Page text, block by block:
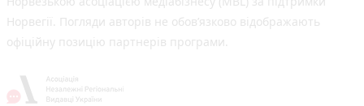
Норвегії. Погляди авторів не обов’язково відображають
офіційну позицію партнерів програми.